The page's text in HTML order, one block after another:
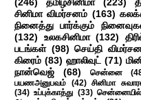
சினிமா விமர்சனம் (163)
நினைத்து பார்க்கும்
(132)
உலகசினிமா (132)
படங்கள் (98) செய்தி
கிரைம் (83) ஹாலிவுட் (71)
நான்வெஜ்
(68) சென்னை
பயணஅனுபவம் (42) சினிமா
(34) உப்புக்காத்து (33)